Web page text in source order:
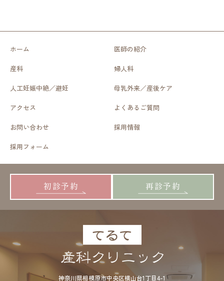
ホーム 医師の紹介
産科 婦人科
人工妊娠中絶／避妊 母乳外来／産後ケア
アクセス よくあるご質問
お問い合わせ 採用情報
採用フォーム
初診予約 再診予約
神奈川県相模原市中央区横山台1丁目4-1